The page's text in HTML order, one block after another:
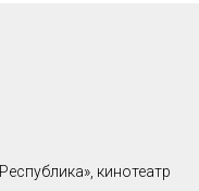
кинотеатр